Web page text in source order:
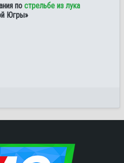
по стрельбе из лука
Югры»